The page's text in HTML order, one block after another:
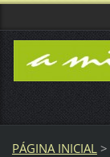
PÁGINA INICIAL >